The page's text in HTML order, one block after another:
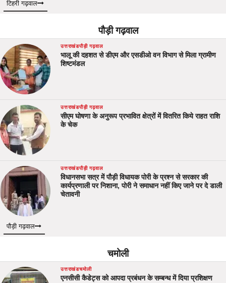
टिहरी गढ़वाल
पौड़ी गढ़वाल
उत्तराखंडपौड़ी गढ़वाल
भालू की दहशत से डीएम और एसडीओ वन विभाग से मिला ग्रामीण
शिष्टमंडल
उत्तराखंडपौड़ी गढ़वाल
सीएम घोषणा के अनुरूप प्रभावित क्षेत्रों में वितरित किये राहत राशि
के चेक
उत्तराखंडपौड़ी गढ़वाल
विधानसभा सत्र में पौड़ी विधायक पोरी के प्रश्न से सरकार की
कार्यप्रणाली पर निशाना, पोरी ने समाधान नहीं किए जाने पर दे डाली
चेतावनी
पौड़ी गढ़वाल
चमोली
उत्तराखंडचमोली
एनसीसी कैडेट्स को आपदा प्रबंधन के सम्बन्ध में दिया प्रशिक्षण